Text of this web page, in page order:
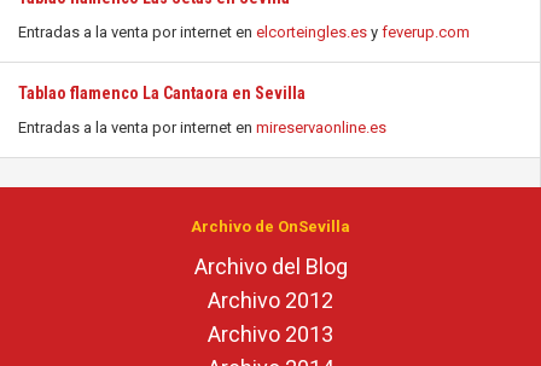
Entradas a la venta por internet en elcorteingles.es y feverup.com
Tablao flamenco La Cantaora en Sevilla
Entradas a la venta por internet en mireservaonline.es
Archivo de OnSevilla
Archivo del Blog
Archivo 2012
Archivo 2013